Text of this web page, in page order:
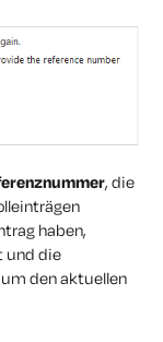
, die
haben,
und die
den aktuellen